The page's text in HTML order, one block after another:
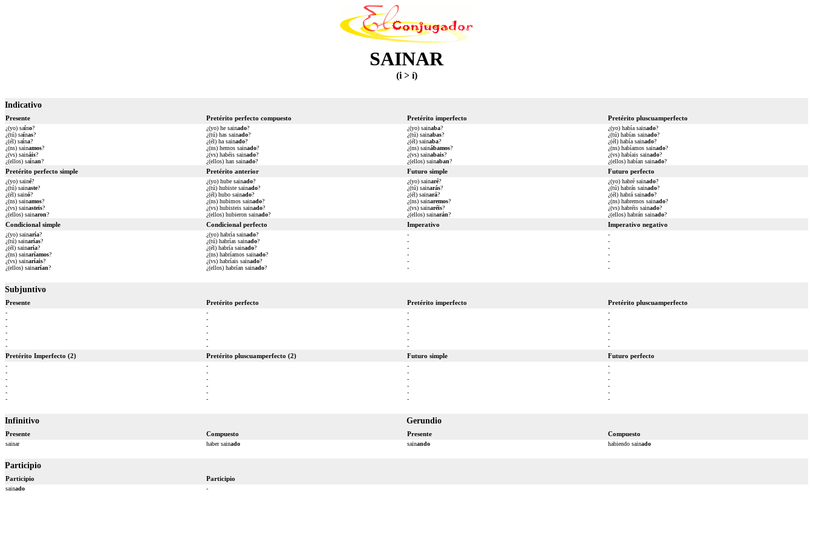
SAINAR
(i > í)
Indicativo
Presente Pretérito perfecto compuesto Pretérito imperfecto Pretérito pluscuamperfecto
¿(yo) saíno?
¿(tú) saínas?
¿(él) saína?
¿(ns) sainamos?
¿(vs) saináis?
¿(ellos) saínan?
¿(yo) he sainado?
¿(tú) has sainado?
¿(él) ha sainado?
¿(ns) hemos sainado?
¿(vs) habéis sainado?
¿(ellos) han sainado?
¿(yo) sainaba?
¿(tú) sainabas?
¿(él) sainaba?
¿(ns) sainábamos?
¿(vs) sainabais?
¿(ellos) sainaban?
¿(yo) había sainado?
¿(tú) habías sainado?
¿(él) había sainado?
¿(ns) habíamos sainado?
¿(vs) habíais sainado?
¿(ellos) habían sainado?
Pretérito perfecto simple Pretérito anterior Futuro simple Futuro perfecto
¿(yo) sainé?
¿(tú) sainaste?
¿(él) sainó?
¿(ns) sainamos?
¿(vs) sainasteis?
¿(ellos) sainaron?
¿(yo) hube sainado?
¿(tú) hubiste sainado?
¿(él) hubo sainado?
¿(ns) hubimos sainado?
¿(vs) hubisteis sainado?
¿(ellos) hubieron sainado?
¿(yo) sainaré?
¿(tú) sainarás?
¿(él) sainará?
¿(ns) sainaremos?
¿(vs) sainaréis?
¿(ellos) sainarán?
¿(yo) habré sainado?
¿(tú) habrás sainado?
¿(él) habrá sainado?
¿(ns) habremos sainado?
¿(vs) habréis sainado?
¿(ellos) habrán sainado?
Condicional simple Condicional perfecto Imperativo Imperativo negativo
¿(yo) sainaría?
¿(tú) sainarías?
¿(él) sainaría?
¿(ns) sainaríamos?
¿(vs) sainaríais?
¿(ellos) sainarían?
¿(yo) habría sainado?
¿(tú) habrías sainado?
¿(él) habría sainado?
¿(ns) habríamos sainado?
¿(vs) habríais sainado?
¿(ellos) habrían sainado?
-
-
-
-
-
-
-
-
-
-
-
-
Subjuntivo
Presente Pretérito perfecto Pretérito imperfecto Pretérito pluscuamperfecto
-
-
-
-
-
-
-
-
-
-
-
-
-
-
-
-
-
-
-
-
-
-
-
-
Pretérito Imperfecto (2) Pretérito pluscuamperfecto (2) Futuro simple Futuro perfecto
-
-
-
-
-
-
-
-
-
-
-
-
-
-
-
-
-
-
-
-
-
-
-
-
Infinitivo Gerundio
Presente Compuesto Presente Compuesto
sainar haber sainado sainando habiendo sainado
Participio
Participio Participio
sainado -